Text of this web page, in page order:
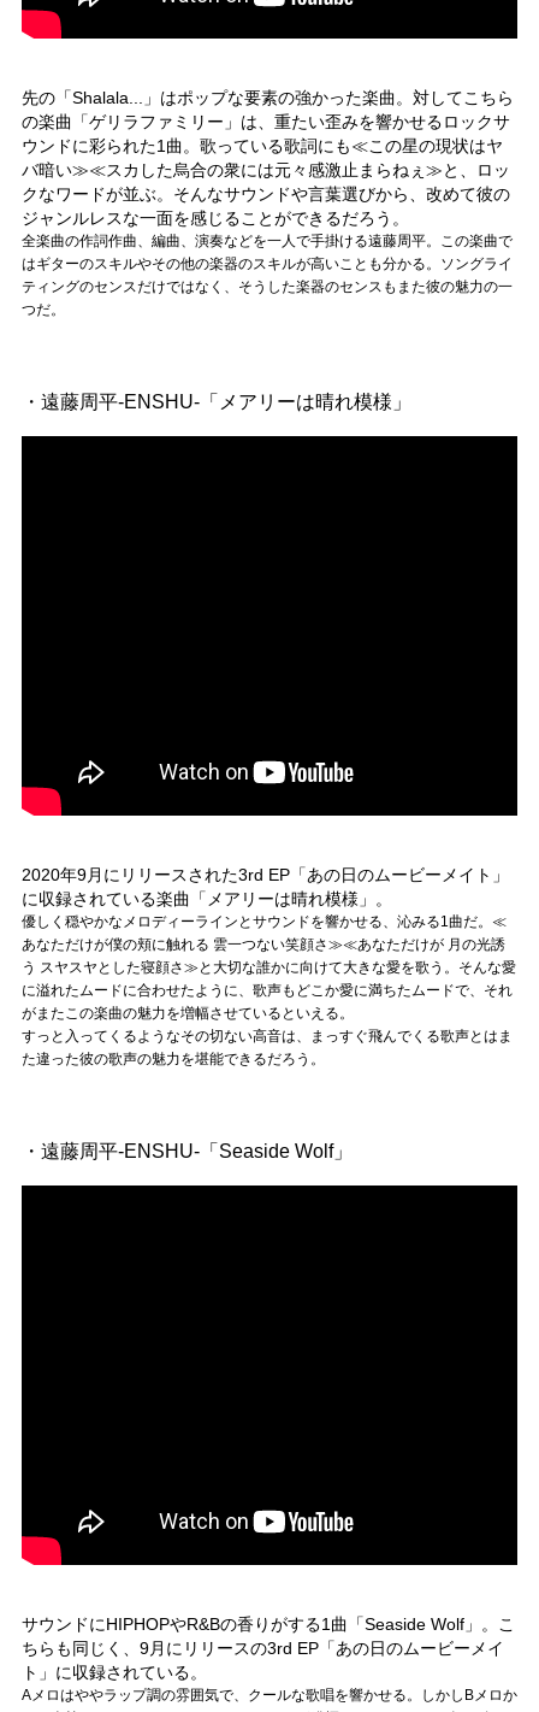
先の「Shalala...」はポップな要素の強かった楽曲。対してこちら
の楽曲「ゲリラファミリー」は、重たい歪みを響かせるロックサ
ウンドに彩られた1曲。歌っている歌詞にも≪この星の現状はヤ
バ暗い≫≪スカした烏合の衆には元々感激止まらねぇ≫と、ロッ
クなワードが並ぶ。そんなサウンドや言葉選びから、改めて彼の
ジャンルレスな一面を感じることができるだろう。
全楽曲の作詞作曲、編曲、演奏などを一人で手掛ける遠藤周平。この楽曲で
はギターのスキルやその他の楽器のスキルが高いことも分かる。ソングライ
ティングのセンスだけではなく、そうした楽器のセンスもまた彼の魅力の一
つだ。
・遠藤周平-ENSHU-「メアリーは晴れ模様」
2020年9月にリリースされた3rd EP「あの日のムービーメイト」
に収録されている楽曲「メアリーは晴れ模様」。
優しく穏やかなメロディーラインとサウンドを響かせる、沁みる1曲だ。≪
あなただけが僕の頬に触れる 雲一つない笑顔さ≫≪あなただけが 月の光誘
う スヤスヤとした寝顔さ≫と大切な誰かに向けて大きな愛を歌う。そんな愛
に溢れたムードに合わせたように、歌声もどこか愛に満ちたムードで、それ
がまたこの楽曲の魅力を増幅させているといえる。
すっと入ってくるようなその切ない高音は、まっすぐ飛んでくる歌声とはま
た違った彼の歌声の魅力を堪能できるだろう。
・遠藤周平-ENSHU-「Seaside Wolf」
サウンドにHIPHOPやR&Bの香りがする1曲「Seaside Wolf」。こ
ちらも同じく、9月にリリースの3rd EP「あの日のムービーメイ
ト」に収録されている。
Aメロはややラップ調の雰囲気で、クールな歌唱を響かせる。しかしBメロか